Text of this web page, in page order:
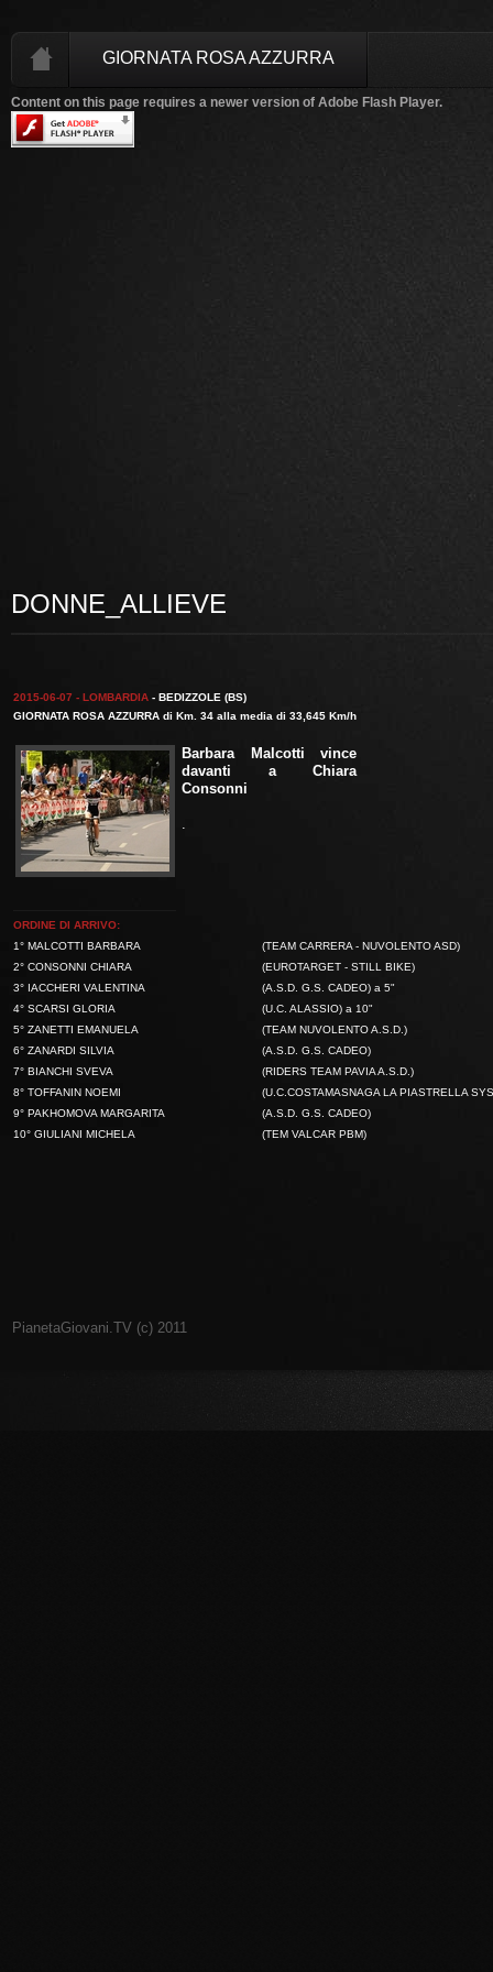
GIORNATA ROSA AZZURRA
Content on this page requires a newer version of Adobe Flash Player.
DONNE_ALLIEVE
2015-06-07 - LOMBARDIA - BEDIZZOLE (BS)
GIORNATA ROSA AZZURRA di Km. 34 alla media di 33,645 Km/h
Barbara Malcotti vince
davanti a Chiara
Consonni
.
ORDINE DI ARRIVO:
1° MALCOTTI BARBARA
(TEAM CARRERA - NUVOLENTO ASD)
2° CONSONNI CHIARA
(EUROTARGET - STILL BIKE)
3° IACCHERI VALENTINA
(A.S.D. G.S. CADEO) a 5"
4° SCARSI GLORIA
(U.C. ALASSIO) a 10"
5° ZANETTI EMANUELA
(TEAM NUVOLENTO A.S.D.)
6° ZANARDI SILVIA
(A.S.D. G.S. CADEO)
7° BIANCHI SVEVA
(RIDERS TEAM PAVIA A.S.D.)
8° TOFFANIN NOEMI
(U.C.COSTAMASNAGA LA PIASTRELLA
9° PAKHOMOVA MARGARITA
(A.S.D. G.S. CADEO)
10° GIULIANI MICHELA
(TEM VALCAR PBM)
PianetaGiovani.TV (c) 2011